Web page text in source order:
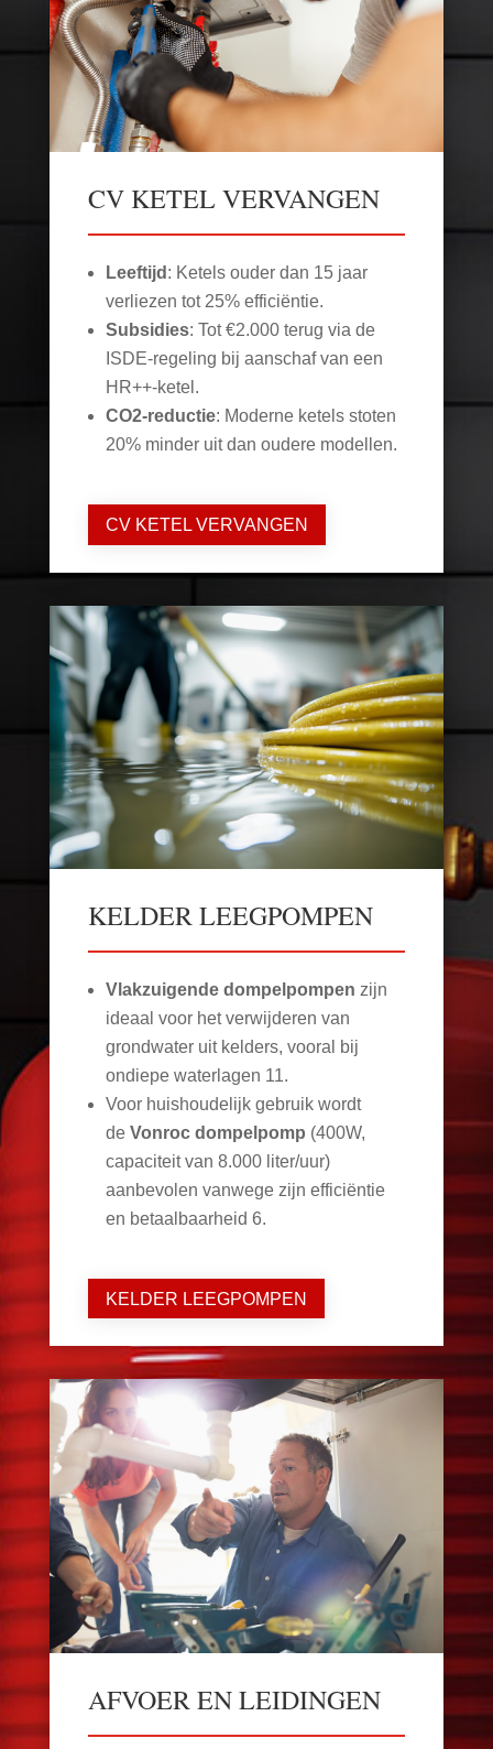
CV KETEL VERVANGEN
Leeftijd : Ketels ouder dan 15 jaar
verliezen tot 25% efficiëntie.
Subsidies: Tot €2.000 terug via de
ISDE-regeling bij aanschaf van een
HR++-ketel.
CO2-reductie: Moderne ketels stoten
20% minder uit dan oudere modellen.
CV KETEL VERVANGEN
KELDER LEEGPOMPEN
Vlakzuigende dompelpompen zijn
ideaal voor het verwijderen van
grondwater uit kelders, vooral bij
ondiepe waterlagen 11.
Voor huishoudelijk gebruik wordt
de Vonroc dompelpomp (400W,
capaciteit van 8.000 liter/uur)
aanbevolen vanwege zijn efficiëntie
en betaalbaarheid 6.
KELDER LEEGPOMPEN
AFVOER EN LEIDINGEN